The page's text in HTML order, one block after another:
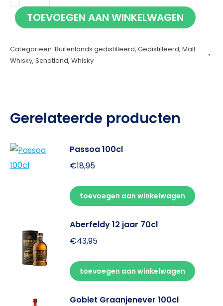
Electric
Coo
Ardmore
70cl
aantal
TOEVOEGEN AAN WINKELWAGEN
Categorieën: Buitenlands gedistilleerd, Gedistilleerd, Malt
Whisky, Schotland, Whisky
Gerelateerde producten
Passoa 100cl
€18,95
toevoegen aan winkelwagen
Aberfeldy 12 jaar 70cl
€43,95
toevoegen aan winkelwagen
Goblet Graanjenever 100cl